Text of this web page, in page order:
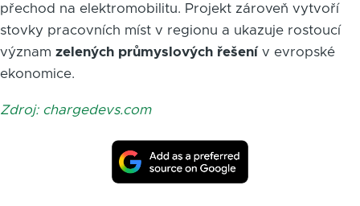
přechod na elektromobilitu. Projekt zároveň vytvoří
stovky pracovních míst v regionu a ukazuje rostoucí
význam zelených průmyslových řešení v evropské
ekonomice.
Zdroj: chargedevs.com